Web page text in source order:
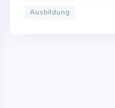
Ausbildung